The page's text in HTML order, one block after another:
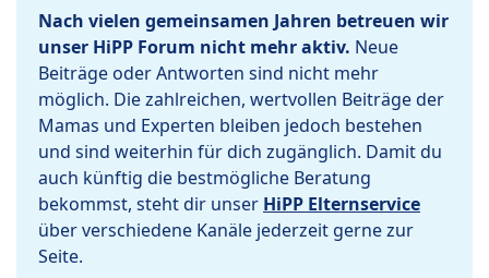
Nach vielen gemeinsamen Jahren betreuen wir
unser HiPP Forum nicht mehr aktiv. Neue
Beiträge oder Antworten sind nicht mehr
möglich. Die zahlreichen, wertvollen Beiträge der
Mamas und Experten bleiben jedoch bestehen
und sind weiterhin für dich zugänglich. Damit du
auch künftig die bestmögliche Beratung
bekommst, steht dir unser HiPP Elternservice
über verschiedene Kanäle jederzeit gerne zur
Seite.